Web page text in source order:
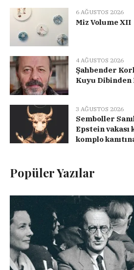
6 AĞUSTOS 2026
Miz Volume XII
4 AĞUSTOS 2026
Şahbender
Kuyu Dibinden
3 AĞUSTOS 2026
Semboller
Epstein vakası
komplo
Popüler Yazılar